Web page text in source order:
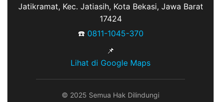
Jatikramat, Kec. Jatiasih, Kota Bekasi, Jawa Barat
17424
☎️ 0811-1045-370
📌
Lihat di Google Maps
© 2025 Semua Hak Dilindungi